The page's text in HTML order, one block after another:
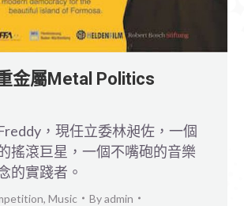
金屬Metal Politics
，現任立委林昶佐，一個
搖滾巨星，一個不嘴砲的音樂
的實踐者。
, Music Byadmin